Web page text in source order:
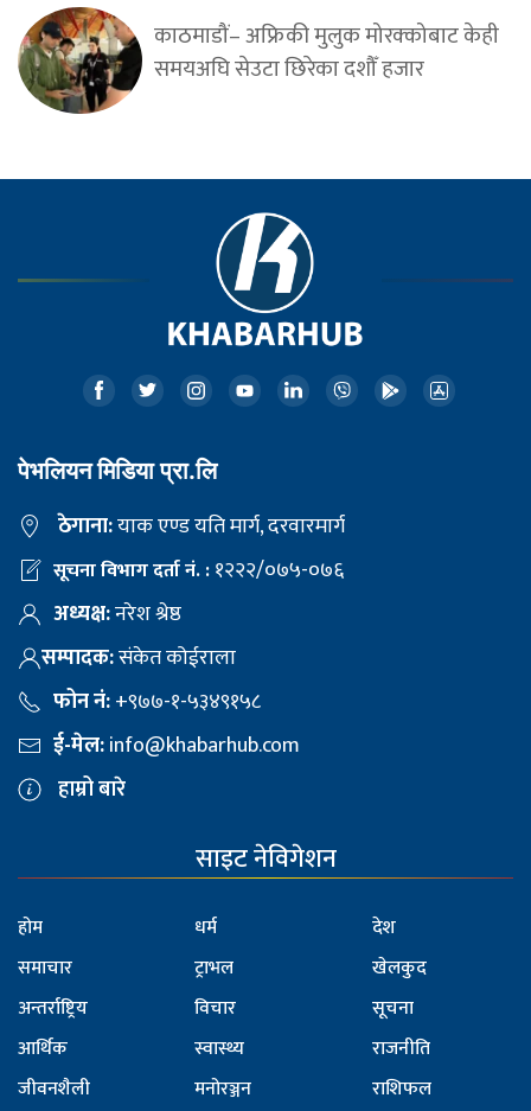
काठमाडौं– अफ्रिकी मुलुक मोरक्कोबाट केही
समयअघि सेउटा छिरेका दशौँ हजार
पेभलियन मिडिया प्रा.लि
ठेगाना:याक एण्ड यति मार्ग, दरवारमार्ग
सूचना विभाग दर्ता नं. :१२२२/०७५-०७६
अध्यक्ष:नरेश श्रेष्ठ
सम्पादक:संकेत कोईराला
फोन नं:+९७७-१-५३४९१५८
ई-मेल:info@khabarhub.com
हाम्रो बारे
साइट नेविगेशन
होम
समाचार
अन्तर्राष्ट्रिय
आर्थिक
जीवनशैली
धर्म
ट्राभल
विचार
स्वास्थ्य
मनोरञ्जन
देश
खेलकुद
सूचना
राजनीति
राशिफल